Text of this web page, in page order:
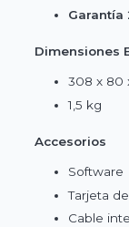
Garantía
Dimensiones
308 x 80
1,5 kg
Accesorios
Software
Tarjeta
Cable